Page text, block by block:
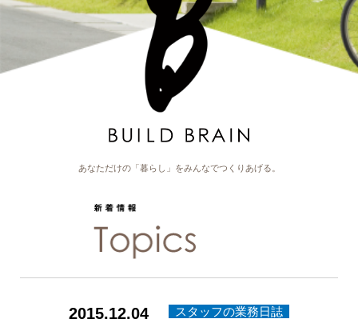
あなただけの「暮らし」をみんなでつくりあげる。
2015.12.04 スタッフの業務日誌